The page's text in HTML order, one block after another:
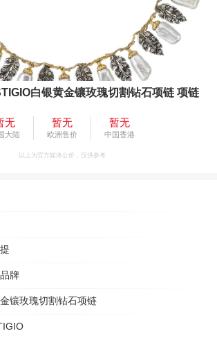
白银黄金镶玫瑰切割钻石项链 项链
无
大陆
暂无
欧洲售价
暂无
中国香港
以上为官方媒体公价，仅供参考
牌
镶玫瑰切割钻石项链